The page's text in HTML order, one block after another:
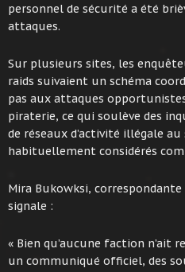
personnel de sécurité a été
attaques.
Sur plusieurs sites, les
raids suivaient un schéma
pas aux attaques
piraterie, ce qui soulève des
de réseaux d’activité illégale au
habituellement considérés
Mira Bukowksi,
signale :
« Bien qu’aucune faction n’ait
un communiqué officiel, des